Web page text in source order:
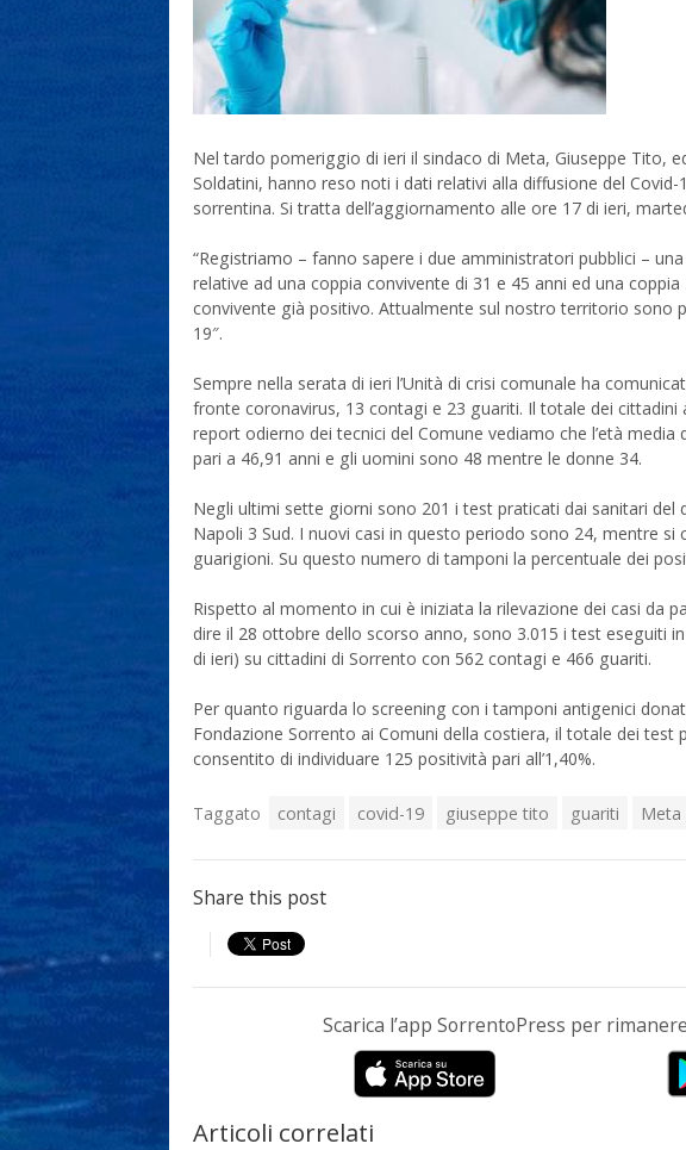
Nel tardo pomeriggio di ieri il sindaco di Meta, Giuseppe Tito,
Soldatini, hanno reso noti i dati relativi alla diffusione del
sorrentina. Si tratta dell’aggiornamento alle ore 17 di ieri,
“Registriamo – fanno sapere i due amministratori pubblici –
relative ad una coppia convivente di 31 e 45 anni ed una
convivente già positivo. Attualmente sul nostro territorio sono
19″.
Sempre nella serata di ieri l’Unità di crisi comunale ha
fronte coronavirus, 13 contagi e 23 guariti. Il totale dei cittadini
report odierno dei tecnici del Comune vediamo che l’età
pari a 46,91 anni e gli uomini sono 48 mentre le donne 34.
Negli ultimi sette giorni sono 201 i test praticati dai sanitari del
Napoli 3 Sud. I nuovi casi in questo periodo sono 24, mentre
guarigioni. Su questo numero di tamponi la percentuale dei
Rispetto al momento in cui è iniziata la rilevazione dei casi da
dire il 28 ottobre dello scorso anno, sono 3.015 i test eseguiti
di ieri) su cittadini di Sorrento con 562 contagi e 466 guariti.
Per quanto riguarda lo screening con i tamponi antigenici
Fondazione Sorrento ai Comuni della costiera, il totale dei test
consentito di individuare 125 positività pari all’1,40%.
Taggato contagi covid-19 giuseppe tito guariti Meta
Share this post
Scarica l’app SorrentoPress per
Articoli correlati